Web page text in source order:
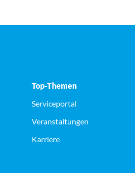
Top-Themen
Serviceportal
Veranstaltungen
Karriere